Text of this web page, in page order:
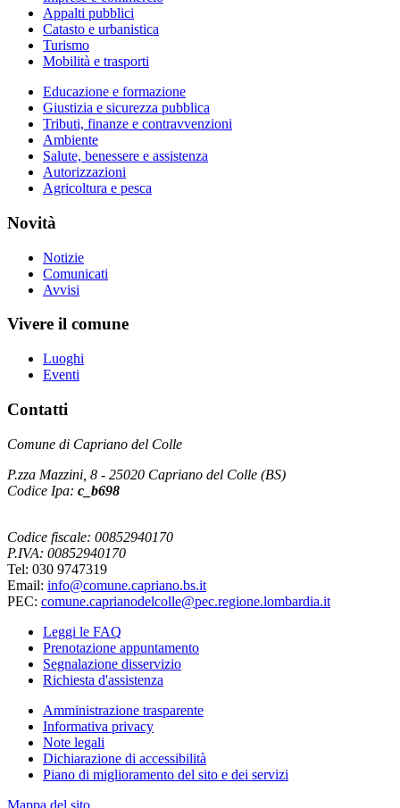
Appalti pubblici
Catasto e urbanistica
Turismo
Mobilità e trasporti
Educazione e formazione
Giustizia e sicurezza pubblica
Tributi, finanze e contravvenzioni
Ambiente
Salute, benessere e assistenza
Autorizzazioni
Agricoltura e pesca
Novità
Notizie
Comunicati
Avvisi
Vivere il comune
Luoghi
Eventi
Contatti
Comune di Capriano del Colle
P.zza Mazzini, 8 - 25020 Capriano del Colle (BS)
Codice Ipa: c_b698
Codice fiscale: 00852940170
P.IVA: 00852940170
Tel: 030 9747319
Email: info@comune.capriano.bs.it
PEC: comune.caprianodelcolle@pec.regione.lombardia.it
Leggi le FAQ
Prenotazione appuntamento
Segnalazione disservizio
Richiesta d'assistenza
Amministrazione trasparente
Informativa privacy
Note legali
Dichiarazione di accessibilità
Piano di miglioramento del sito e dei servizi
Mappa del sito